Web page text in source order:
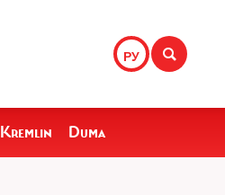
РУ
Kremlin Duma